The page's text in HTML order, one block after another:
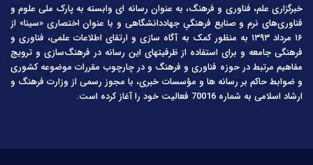
خبرگزاری علم، فناوری و فرهنگ، به عنوان رسانه ای وابسته به پارک ملی علوم و
فناوری‌های نرم و صنایع فرهنگیِ جهاددانشگاهی و با عنوان اختصاری «سینا» از
۱۶ مرداد ۱۳۹۳ به منظور کمک به آگاه سازی و ارتقای اطلاعات علمی، فناوری و
فرهنگی جامعه و برای استفاده از ظرفیتهای این رسانه در فرهنگ‌سازی و ترویج
مفاهیم مرتبط در حوزه فناوری و فرهنگ و در چارچوب مقررات موضوعه کشوری
و ضوابط حاکم بر رسانه ها و مؤسسات خبری، با مجوز رسمی از وزارت فرهنگ و
ارشاد اسلامی به شماره 70016 فعالیت خود را آغاز کرده است.